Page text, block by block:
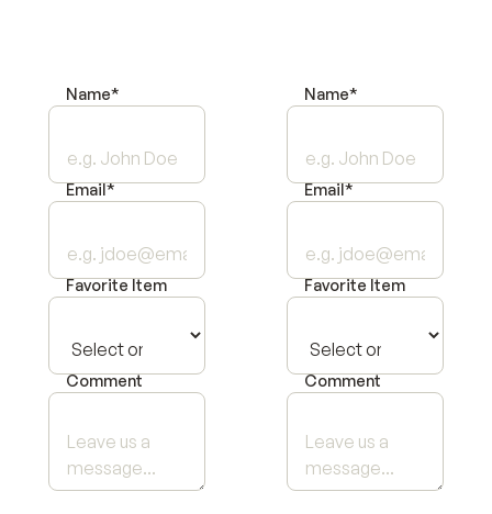
Name*
Email*
Favorite Item
Comment
Name*
Email*
Favorite Item
Comment